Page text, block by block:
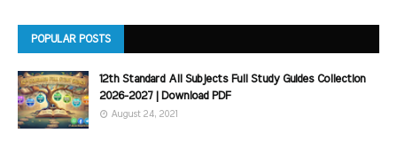
POPULAR POSTS
12th Standard All Subjects Full Study Guides Collection
2026-2027 | Download PDF
August 24, 2021